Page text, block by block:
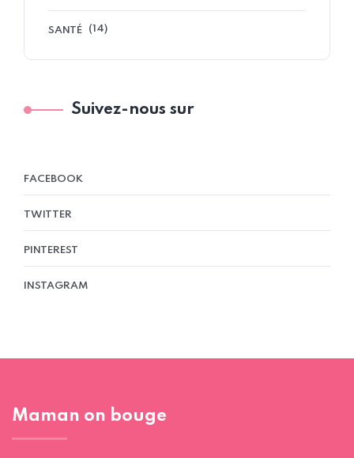
SANTÉ (14)
Suivez-nous sur
FACEBOOK
TWITTER
PINTEREST
INSTAGRAM
Maman on bouge